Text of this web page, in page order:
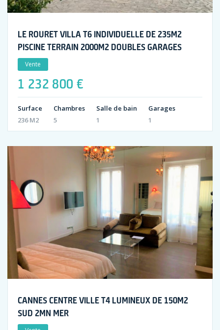
LE ROURET VILLA T6 INDIVIDUELLE DE 235M2
PISCINE TERRAIN 2000M2 DOUBLES GARAGES
Vente
1 232 800 €
Surface
236 M2
Chambres
5
Salle de bain
1
Garages
1
CANNES CENTRE VILLE T4 LUMINEUX DE 150M2
SUD 2MN MER